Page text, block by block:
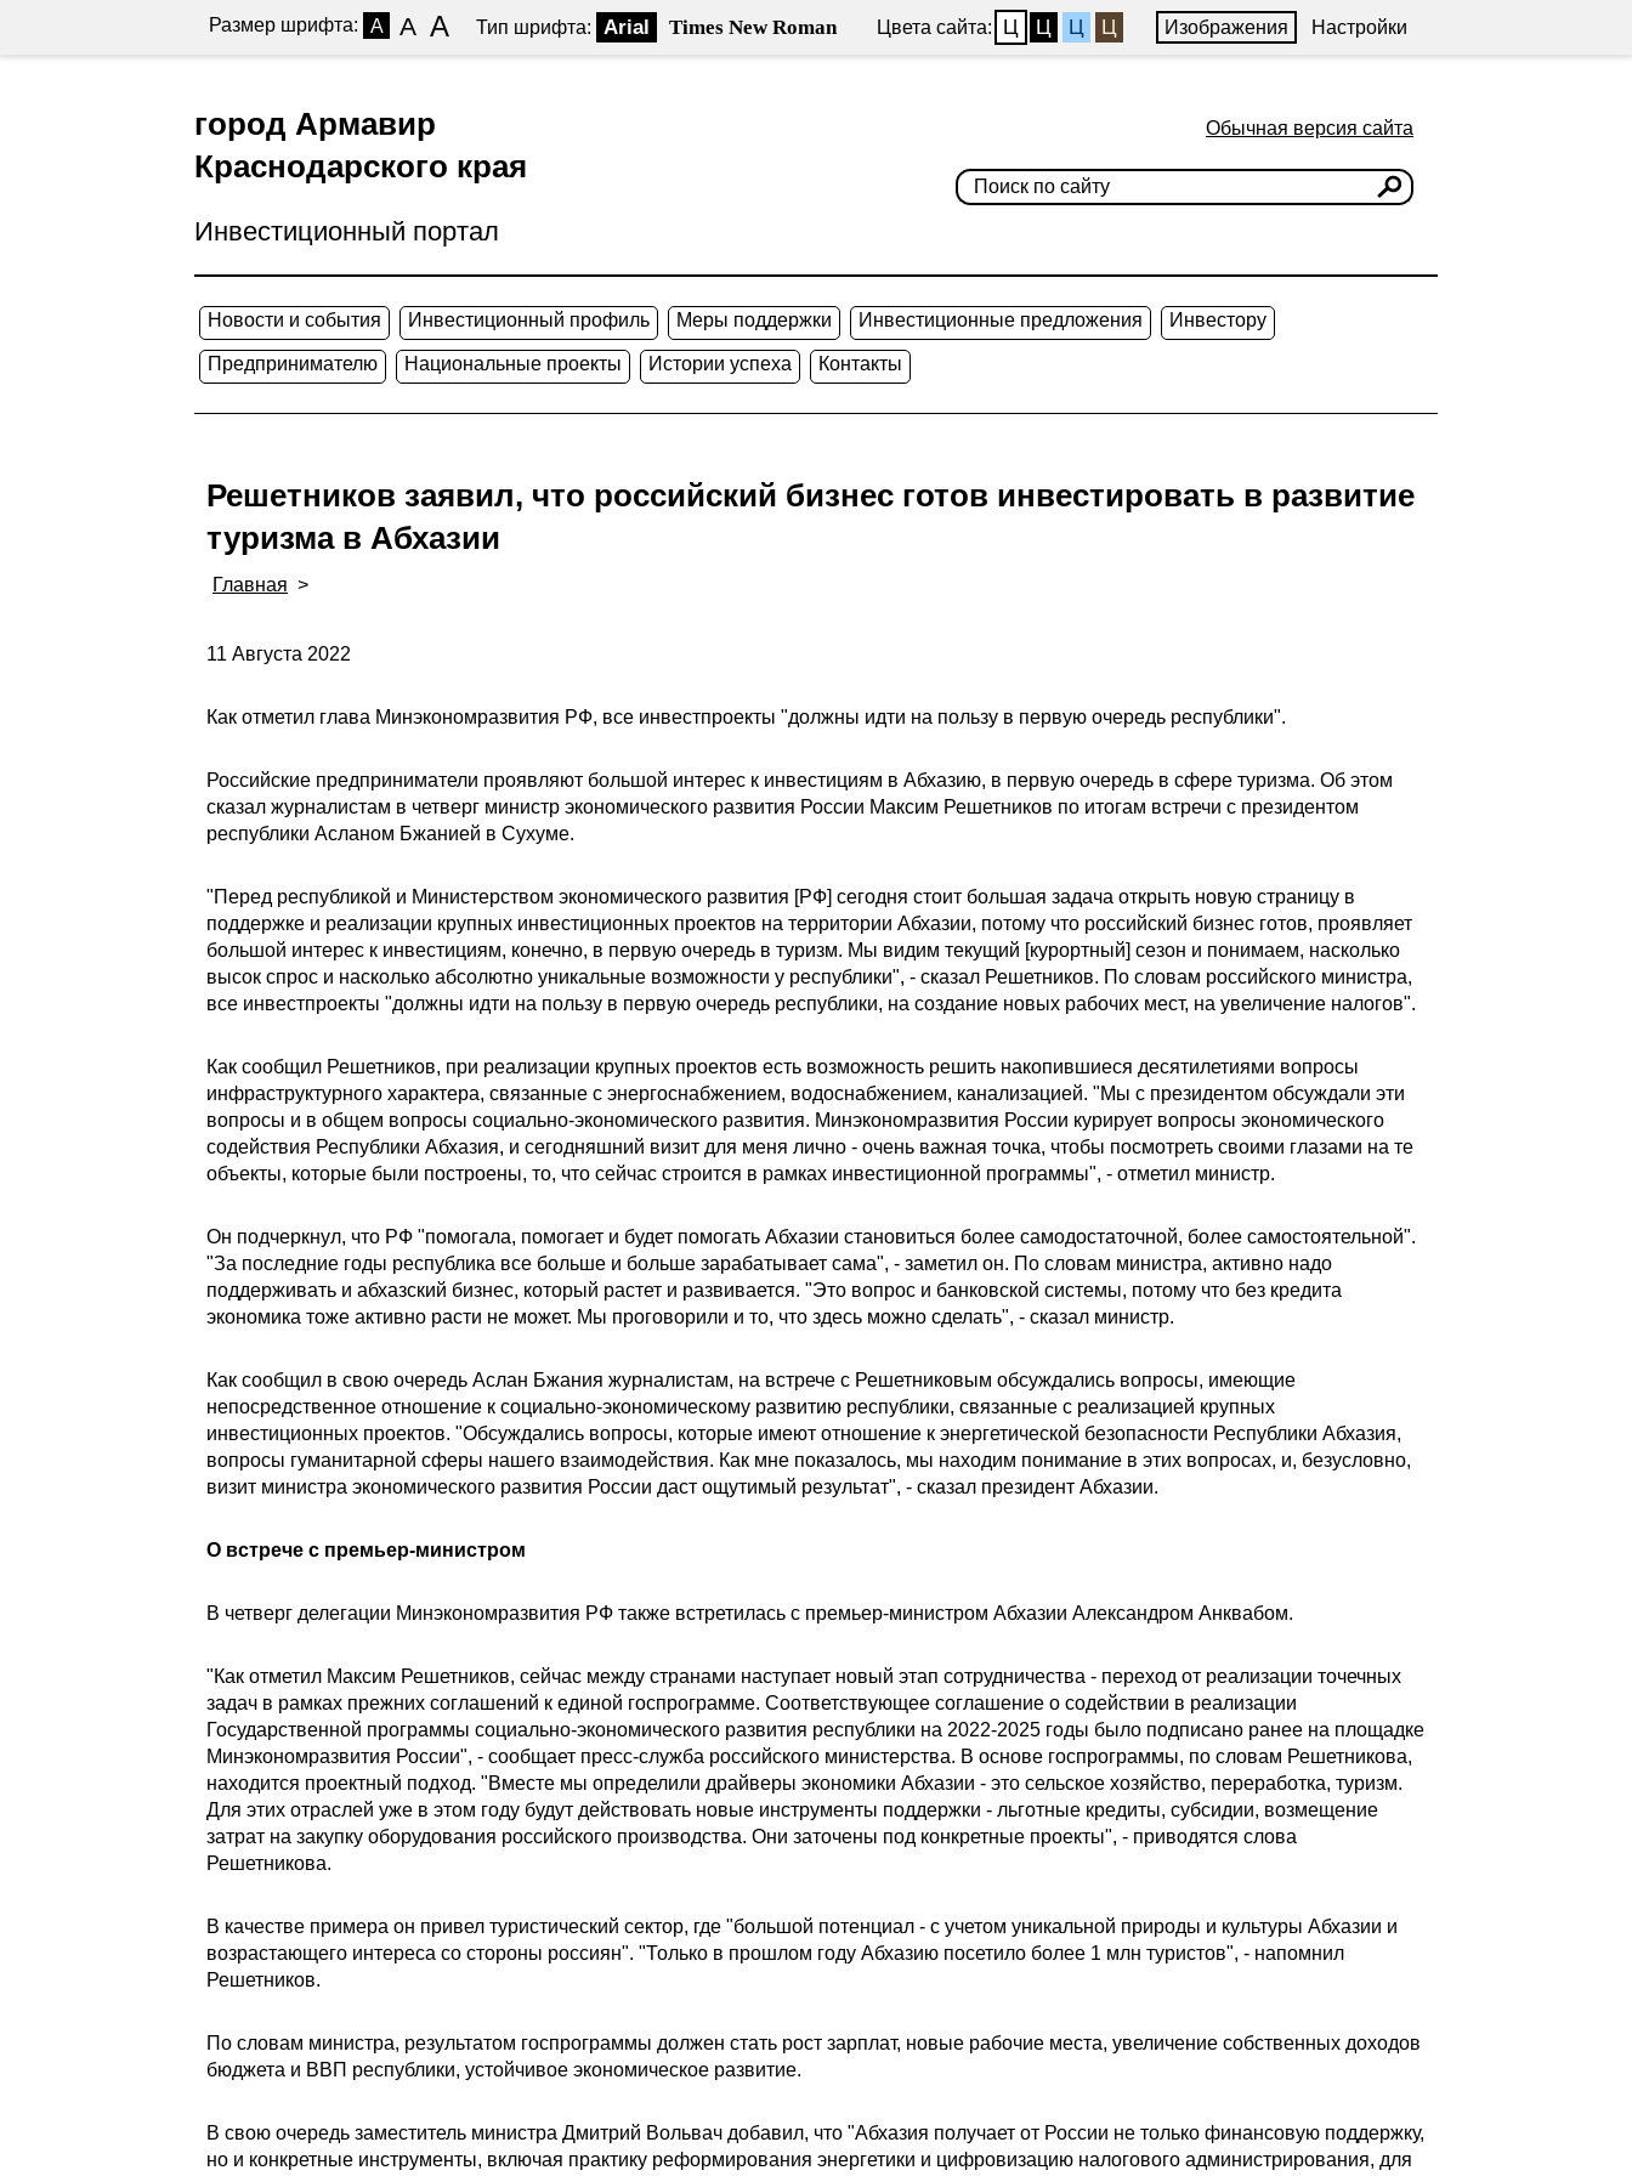
Размер шрифта: A A A Тип шрифта: Arial Times New Roman Цвета сайта: Ц Ц Ц Ц Изображения Настройки
город Армавир
Краснодарского края
Инвестиционный портал
Обычная версия сайта
Новости и события Инвестиционный профиль Меры поддержки Инвестиционные предложения Инвестору
Предпринимателю Национальные проекты Истории успеха Контакты
Решетников заявил, что российский бизнес готов инвестировать в развитие
туризма в Абхазии
Главная >
11 Августа 2022
Как отметил глава Минэкономразвития РФ, все инвестпроекты "должны идти на пользу в первую очередь республики".
Российские предприниматели проявляют большой интерес к инвестициям в Абхазию, в первую очередь в сфере туризма. Об этом
сказал журналистам в четверг министр экономического развития России Максим Решетников по итогам встречи с президентом
республики Асланом Бжанией в Сухуме.
"Перед республикой и Министерством экономического развития [РФ] сегодня стоит большая задача открыть новую страницу в
поддержке и реализации крупных инвестиционных проектов на территории Абхазии, потому что российский бизнес готов, проявляет
большой интерес к инвестициям, конечно, в первую очередь в туризм. Мы видим текущий [курортный] сезон и понимаем, насколько
высок спрос и насколько абсолютно уникальные возможности у республики", - сказал Решетников. По словам российского министра,
все инвестпроекты "должны идти на пользу в первую очередь республики, на создание новых рабочих мест, на увеличение налогов".
Как сообщил Решетников, при реализации крупных проектов есть возможность решить накопившиеся десятилетиями вопросы
инфраструктурного характера, связанные с энергоснабжением, водоснабжением, канализацией. "Мы с президентом обсуждали эти
вопросы и в общем вопросы социально-экономического развития. Минэкономразвития России курирует вопросы экономического
содействия Республики Абхазия, и сегодняшний визит для меня лично - очень важная точка, чтобы посмотреть своими глазами на те
объекты, которые были построены, то, что сейчас строится в рамках инвестиционной программы", - отметил министр.
Он подчеркнул, что РФ "помогала, помогает и будет помогать Абхазии становиться более самодостаточной, более самостоятельной".
"За последние годы республика все больше и больше зарабатывает сама", - заметил он. По словам министра, активно надо
поддерживать и абхазский бизнес, который растет и развивается. "Это вопрос и банковской системы, потому что без кредита
экономика тоже активно расти не может. Мы проговорили и то, что здесь можно сделать", - сказал министр.
Как сообщил в свою очередь Аслан Бжания журналистам, на встрече с Решетниковым обсуждались вопросы, имеющие
непосредственное отношение к социально-экономическому развитию республики, связанные с реализацией крупных
инвестиционных проектов. "Обсуждались вопросы, которые имеют отношение к энергетической безопасности Республики Абхазия,
вопросы гуманитарной сферы нашего взаимодействия. Как мне показалось, мы находим понимание в этих вопросах, и, безусловно,
визит министра экономического развития России даст ощутимый результат", - сказал президент Абхазии.
О встрече с премьер-министром
В четверг делегации Минэкономразвития РФ также встретилась с премьер-министром Абхазии Александром Анквабом.
"Как отметил Максим Решетников, сейчас между странами наступает новый этап сотрудничества - переход от реализации точечных
задач в рамках прежних соглашений к единой госпрограмме. Соответствующее соглашение о содействии в реализации
Государственной программы социально-экономического развития республики на 2022-2025 годы было подписано ранее на площадке
Минэкономразвития России", - сообщает пресс-служба российского министерства. В основе госпрограммы, по словам Решетникова,
находится проектный подход. "Вместе мы определили драйверы экономики Абхазии - это сельское хозяйство, переработка, туризм.
Для этих отраслей уже в этом году будут действовать новые инструменты поддержки - льготные кредиты, субсидии, возмещение
затрат на закупку оборудования российского производства. Они заточены под конкретные проекты", - приводятся слова
Решетникова.
В качестве примера он привел туристический сектор, где "большой потенциал - с учетом уникальной природы и культуры Абхазии и
возрастающего интереса со стороны россиян". "Только в прошлом году Абхазию посетило более 1 млн туристов", - напомнил
Решетников.
По словам министра, результатом госпрограммы должен стать рост зарплат, новые рабочие места, увеличение собственных доходов
бюджета и ВВП республики, устойчивое экономическое развитие.
В свою очередь заместитель министра Дмитрий Вольвач добавил, что "Абхазия получает от России не только финансовую поддержку,
но и конкретные инструменты, включая практику реформирования энергетики и цифровизацию налогового администрирования, для